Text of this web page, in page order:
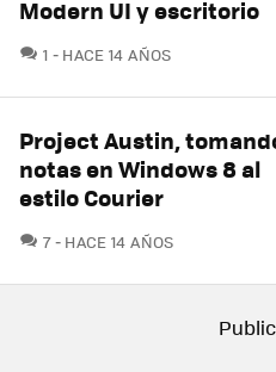
Modern UI y escritorio
1 COMENTARIOS
HACE 14 AÑOS
Project Austin,
notas en Windows 8 al
estilo Courier
7COMENTARIOS
HACE 14 AÑOS